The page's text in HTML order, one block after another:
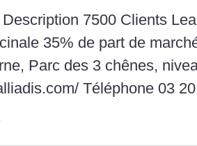
Description 7500 Clients
35% de part de
Parc des 3 chênes,
Téléphone 03